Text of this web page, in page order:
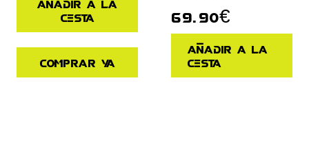
cesta
Comprar ya
69.90€
Añadir a la
cesta